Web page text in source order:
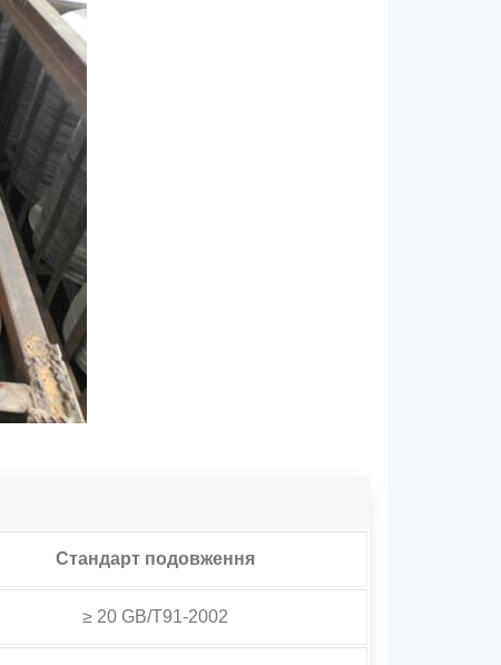
Стандарт подовження
≥ 20 GB/T91-2002